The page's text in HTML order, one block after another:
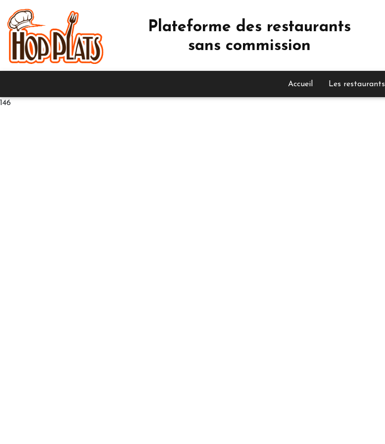
Plateforme des restaurants
sans commission
Accueil Les restaurants
146